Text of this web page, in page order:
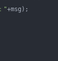
"+msg);